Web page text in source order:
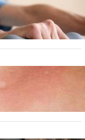
reducerea
atracția
asupra alegerii